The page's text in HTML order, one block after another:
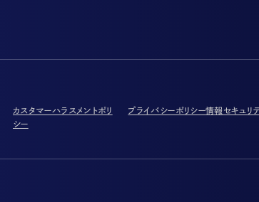
カスタマーハラスメントポリ
シー
プライバシーポリシー情報セキュリ